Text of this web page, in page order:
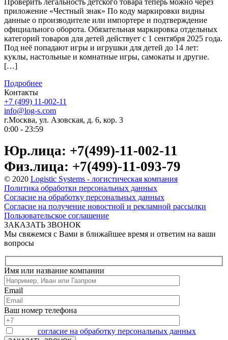
Проверить легальность детского товара теперь можно через
приложение «Честный знак» По коду маркировки видны
данные о производителе или импортере и подтверждение
официального оборота. Обязательная маркировка отдельных
категорий товаров для детей действует с 1 сентября 2025 года.
Под неё попадают игры и игрушки для детей до 14 лет:
куклы, настольные и комнатные игры, самокаты и другие.
[…]
Подробнее
Контакты
+7 (499) 11-002-11
info@log-s.com
г.Москва, ул. Азовская, д. 6, кор. 3
0:00 - 23:59
Юр.лица: +7(499)-11-002-11
Физ.лица: +7(499)-11-093-79
© 2020 Logistic Systems - логистическая компания
Политика обработки персональных данных
Согласие на обработку персональных данных
Согласие на получение новостной и рекламной рассылки
Пользовательское соглашение
ЗАКАЗАТЬ ЗВОНОК
Мы свяжемся с Вами в ближайшее время и ответим на ваши
вопросы
Имя или название компании
Email
Ваш номер телефона
согласие на обработку персональных данных